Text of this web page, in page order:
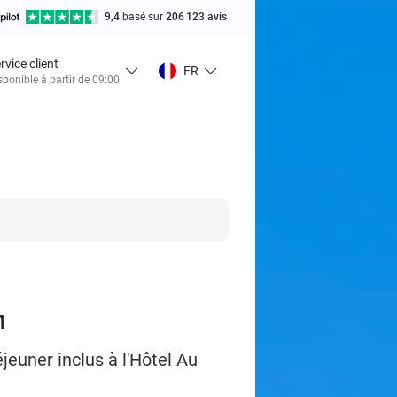
9,4 basé sur 206 123 avis
client
à partir de 09:00
FR
inclus à l'Hôtel Au